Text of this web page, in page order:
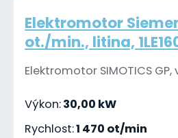
Elektromotor
ot./min., litina,
Elektromotor SIMOTICS GP,
Výkon:30,00 kW
Rychlost:1 470 ot/min